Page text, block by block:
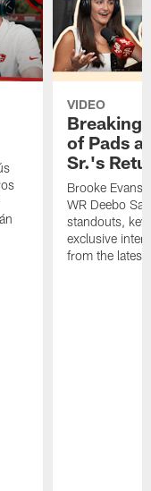
VIDEO
Breaking
of Pads
Sr.'s
Brooke Evans
WR Deebo
standouts,
exclusive
from the latest